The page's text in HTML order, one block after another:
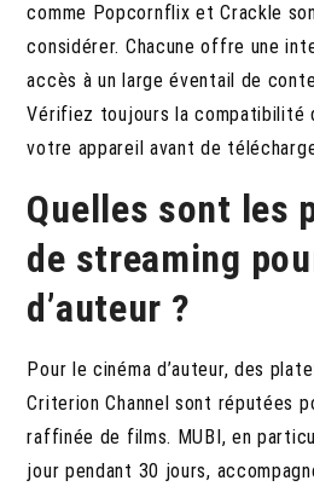
comme Popcornflix et Crackle
considérer. Chacune offre une
accès à un large éventail de
Vérifiez toujours la compatibilité
votre appareil avant de
Quelles sont les
de streaming
d’auteur ?
Pour le cinéma d’auteur, des
Criterion Channel sont réputées
raffinée de films. MUBI, en
jour pendant 30 jours,